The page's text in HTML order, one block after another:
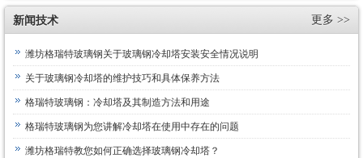
新闻技术 更多 >>
潍坊格瑞特玻璃钢关于玻璃钢冷却塔安装安全情况说明
关于玻璃钢冷却塔的维护技巧和具体保养方法
格瑞特玻璃钢：冷却塔及其制造方法和用途
格瑞特玻璃钢为您讲解冷却塔在使用中存在的问题
潍坊格瑞特教您如何正确选择玻璃钢冷却塔？